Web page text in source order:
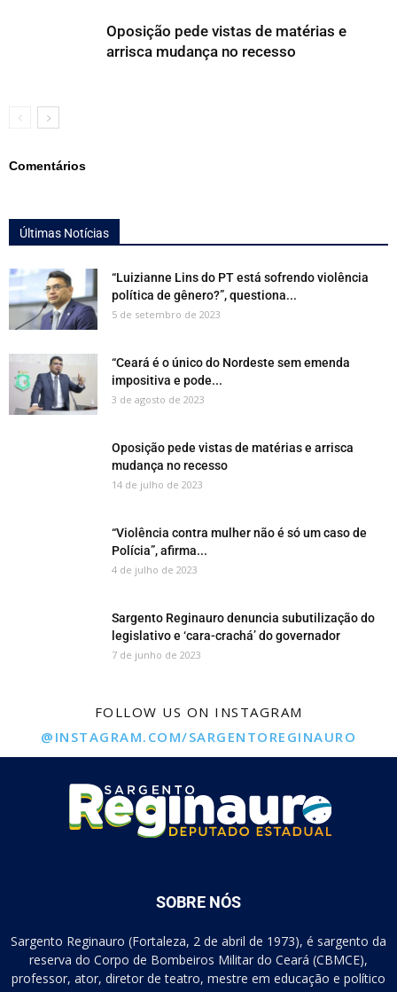
Oposição pede vistas de matérias e
arrisca mudança no recesso
Comentários
Últimas Notícias
“Luizianne Lins do PT está sofrendo violência
política de gênero?”, questiona...
5 de setembro de 2023
“Ceará é o único do Nordeste sem emenda
impositiva e pode...
3 de agosto de 2023
Oposição pede vistas de matérias e arrisca
mudança no recesso
14 de julho de 2023
“Violência contra mulher não é só um caso de
Polícia”, afirma...
4 de julho de 2023
Sargento Reginauro denuncia subutilização do
legislativo e ‘cara-crachá’ do governador
7 de junho de 2023
FOLLOW US ON INSTAGRAM
@INSTAGRAM.COM/SARGENTOREGINAURO
SOBRE NÓS
Sargento Reginauro (Fortaleza, 2 de abril de 1973), é sargento da
reserva do Corpo de Bombeiros Militar do Ceará (CBMCE),
professor, ator, diretor de teatro, mestre em educação e político